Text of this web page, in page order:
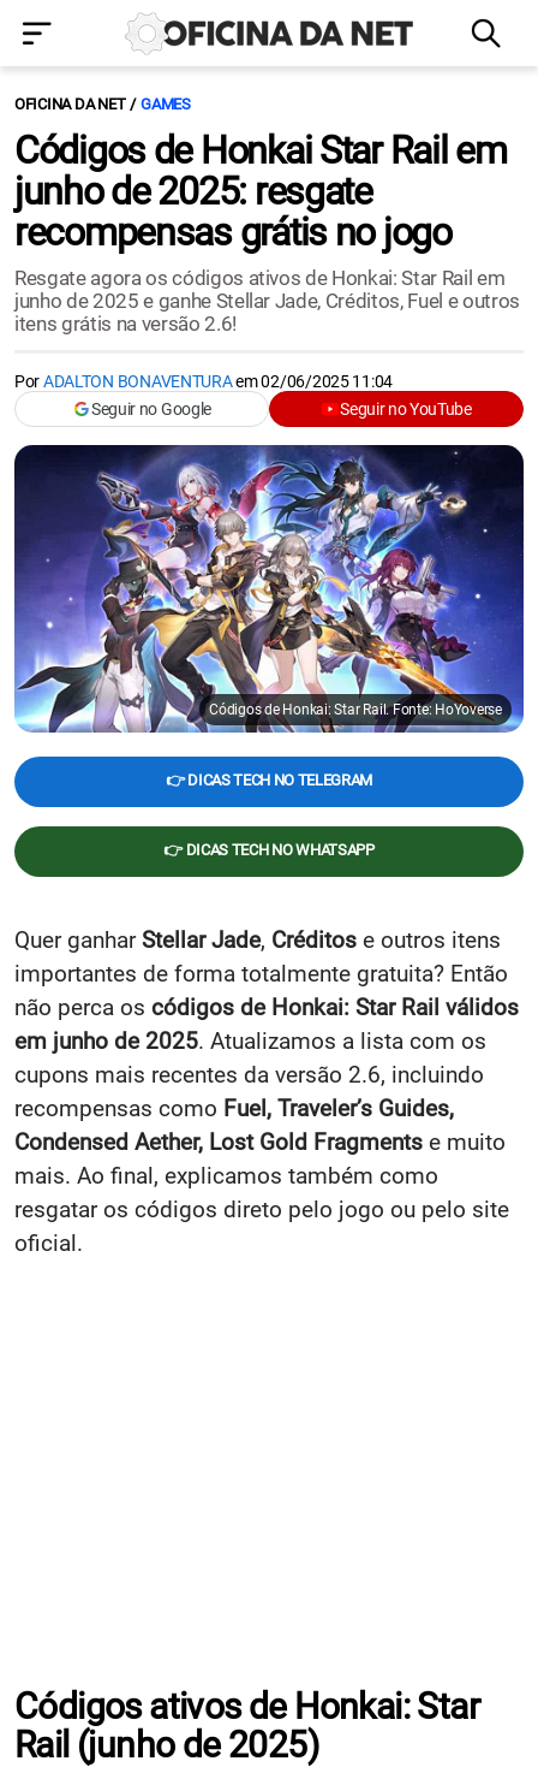
OFICINA DA NET GAMES
Códigos de Honkai Star Rail em
junho de 2025: resgate
recompensas grátis no jogo
Resgate agora os códigos ativos de Honkai: Star Rail em
junho de 2025 e ganhe Stellar Jade, Créditos, Fuel e outros
itens grátis na versão 2.6!
PorADALTON BONAVENTURAem02/06/2025 11:04
Seguir no Google
Seguir no YouTube
Códigos de Honkai: Star Rail. Fonte: HoYoverse
👉 DICAS TECH NO TELEGRAM
👉 DICAS TECH NO WHATSAPP
Quer ganharStellar Jade, Créditos e outros itens
importantes de forma totalmente gratuita? Então
não perca os códigos de Honkai: Star Rail válidos
em junho de 2025. Atualizamos a lista com os
cupons mais recentes da versão 2.6, incluindo
recompensas como Fuel, Traveler’s Guides,
Condensed Aether, Lost Gold Fragments e muito
mais. Ao final, explicamos também como
resgatar os códigos direto pelo jogo ou pelo site
oficial.
Códigos ativos de Honkai: Star
Rail (junho de 2025)